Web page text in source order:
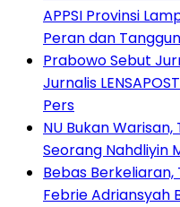
APPSI Provinsi
Peran dan
Prabowo Sebut
Jurnalis
Pers
NU Bukan
Seorang Nahdliyin
Bebas
Febrie Adriansyah